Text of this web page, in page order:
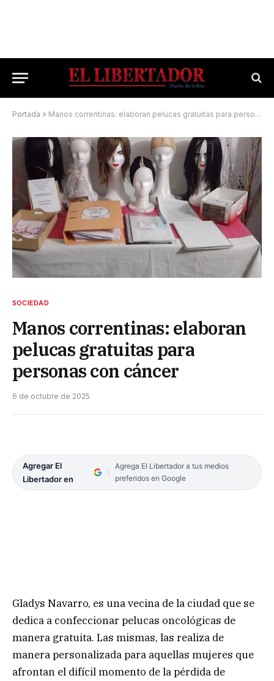
Portada » Manos correntinas: elaboran pelucas gratuitas para personas con cáncer
SOCIEDAD
Manos correntinas: elaboran
pelucas gratuitas para
personas con cáncer
6 de octubre de 2025
Agregar El
Libertador en
Agrega El Libertador a tus medios
preferidos en Google
Gladys Navarro, es una vecina de la ciudad que se
dedica a confeccionar pelucas oncológicas de
manera gratuita. Las mismas, las realiza de
manera personalizada para aquellas mujeres que
afrontan el difícil momento de la pérdida de